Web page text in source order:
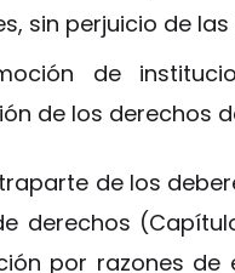
sin perjuicio de
de
de los derechos
de los
derechos
por razones